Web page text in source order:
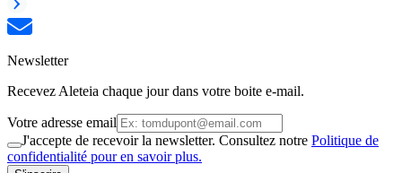
Newsletter
Recevez Aleteia chaque jour dans votre boite e-mail.
Votre adresse email
J'accepte de recevoir la newsletter. Consultez notre Politique de
confidentialité pour en savoir plus.